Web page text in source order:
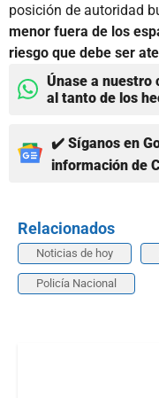
posición de autoridad
menor fuera de los
riesgo que debe ser
Únase a nuestro
al tanto de los
✔️ Síganos en
información de
Relacionados
Noticias de hoy
Policía Nacional